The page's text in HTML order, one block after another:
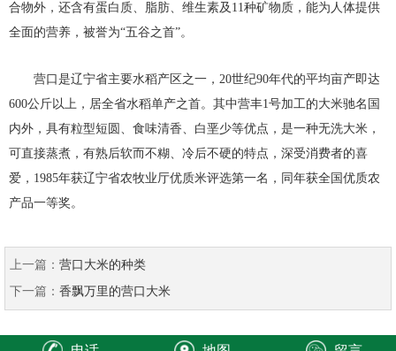
合物外，还含有蛋白质、脂肪、维生素及11种矿物质，能为人体提供
全面的营养，被誉为“五谷之首”。
营口是辽宁省主要水稻产区之一，20世纪90年代的平均亩产即达
600公斤以上，居全省水稻单产之首。其中营丰1号加工的大米驰名国
内外，具有粒型短圆、食味清香、白垩少等优点，是一种无洗大米，
可直接蒸煮，有熟后软而不糊、冷后不硬的特点，深受消费者的喜
爱，1985年获辽宁省农牧业厅优质米评选第一名，同年获全国优质农
产品一等奖。
上一篇： 营口大米的种类
下一篇： 香飘万里的营口大米